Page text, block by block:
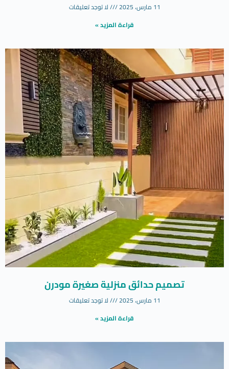
11 مارس، 2025
لا توجد تعليقات
قراءة المزيد »
تصميم حدائق منزلية صغيرة مودرن
11 مارس، 2025
لا توجد تعليقات
قراءة المزيد »